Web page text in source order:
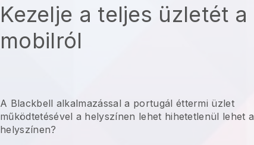
Kezelje a teljes üzletét a
mobilról
A Blackbell alkalmazássala portugál éttermi üzlet
működtetésével a helyszínen lehet hihetetlenül lehet a
helyszínen?